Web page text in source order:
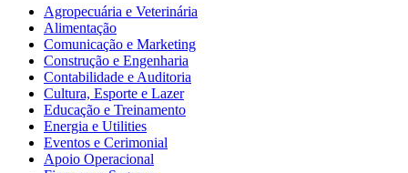
Agropecuária e Veterinária
Alimentação
Comunicação e Marketing
Construção e Engenharia
Contabilidade e Auditoria
Cultura, Esporte e Lazer
Educação e Treinamento
Energia e Utilities
Eventos e Cerimonial
Apoio Operacional